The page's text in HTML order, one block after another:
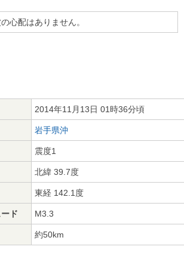
心配はありません。
2014年11月13日 01時36分頃
岩手県沖
震度1
北緯 39.7度
東経 142.1度
ド M3.3
約50km